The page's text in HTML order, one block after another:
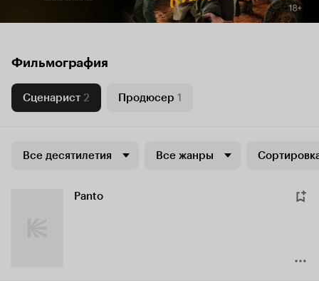
Фильмография
Сценарист 2 Продюсер 1
Все десятилетия Все жанры
Panto